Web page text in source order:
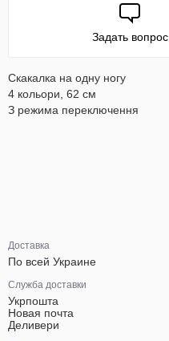
Задать вопрос
Скакалка на одну ногу
4 кольори, 62 см
З режима переключення
Доставка
По всей Украине
Служба доставки
Укрпошта
Новая почта
Деливери